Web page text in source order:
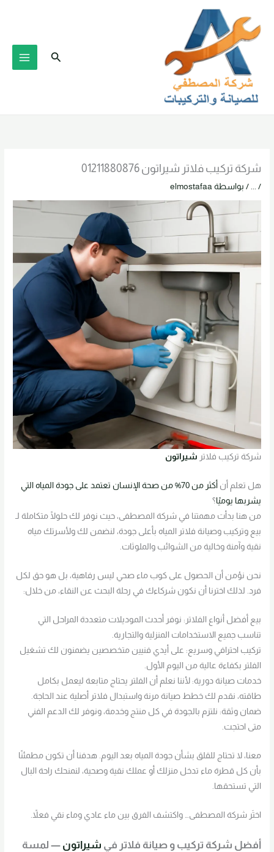
المحتوى
البحث
شركة تركيب فلاتر شيراتون 01211880876
/ / بواسطة elmostafaa
شركة تركيب فلاتر شيراتون
هل تعلم أن
أكثر من 70% من صحة الإنسان تعتمد على جودة المياه التي
يشربها يوميًا؟
من هنا بدأت مهمتنا في شركة المصطفى، حيث نوفر لك حلولًا متكاملة لـ
بيع وتركيب وصيانة فلاتر المياه بأعلى جودة، لنضمن لك ولأسرتك مياه
نقية وآمنة وخالية من الشوائب والملوثات.
نحن نؤمن أن الحصول على كوب ماء صحي ليس رفاهية، بل هو حق لكل
فرد. لذلك اخترنا أن نكون شركاءك في رحلة البحث عن النقاء، من خلال:
بيع أفضل أنواع الفلاتر: نوفر أحدث الموديلات متعددة المراحل التي
تناسب جميع الاستخدامات المنزلية والتجارية.
تركيب احترافي وسريع: على أيدي فنيين متخصصين يضمنون لك تشغيل
الفلتر بكفاءة عالية من اليوم الأول.
خدمات صيانة دورية: لأننا نعلم أن الفلتر يحتاج متابعة ليعمل بكامل
طاقته، نقدم لك خطط صيانة مرنة واستبدال فلاتر أصلية عند الحاجة.
ضمان وثقة: نلتزم بالجودة في كل منتج وخدمة، ونوفر لك الدعم الفني
متى احتجت.
معنا، لا تحتاج للقلق بشأن جودة المياه بعد اليوم. هدفنا أن تكون مطمئنًا
بأن كل قطرة ماء تدخل منزلك أو عملك نقية وصحية، لنمنحك راحة البال
التي تستحقها.
اختَر شركة المصطفى… واكتشف الفرق بين ماء عادي وماء نقي فعلاً.
أفضل شركة تركيب و صيانة فلاتر في شيراتون — لمسة